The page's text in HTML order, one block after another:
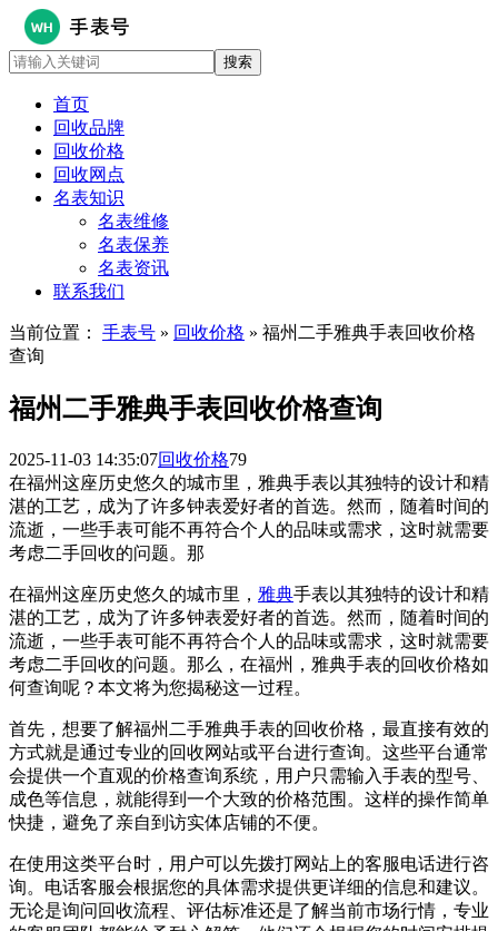
首页
回收品牌
回收价格
回收网点
名表知识
名表维修
名表保养
名表资讯
联系我们
当前位置： 手表号 » 回收价格 » 福州二手雅典手表回收价格
查询
福州二手雅典手表回收价格查询
2025-11-03 14:35:07回收价格79
在福州这座历史悠久的城市里，雅典手表以其独特的设计和精
湛的工艺，成为了许多钟表爱好者的首选。然而，随着时间的
流逝，一些手表可能不再符合个人的品味或需求，这时就需要
考虑二手回收的问题。那
在福州这座历史悠久的城市里， 雅典手表以其独特的设计和精
湛的工艺，成为了许多钟表爱好者的首选。然而，随着时间的
流逝，一些手表可能不再符合个人的品味或需求，这时就需要
考虑二手回收的问题。那么，在福州，雅典手表的回收价格如
何查询呢？本文将为您揭秘这一过程。
首先，想要了解福州二手雅典手表的回收价格，最直接有效的
方式就是通过专业的回收网站或平台进行查询。这些平台通常
会提供一个直观的价格查询系统，用户只需输入手表的型号、
成色等信息，就能得到一个大致的价格范围。这样的操作简单
快捷，避免了亲自到访实体店铺的不便。
在使用这类平台时，用户可以先拨打网站上的客服电话进行咨
询。电话客服会根据您的具体需求提供更详细的信息和建议。
无论是询问回收流程、评估标准还是了解当前市场行情，专业